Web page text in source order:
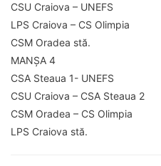
CSU Craiova – UNEFS
LPS Craiova – CS Olimpia
CSM Oradea stă.
MANȘA 4
CSA Steaua 1- UNEFS
CSU Craiova – CSA Steaua 2
CSM Oradea – CS Olimpia
LPS Craiova stă.